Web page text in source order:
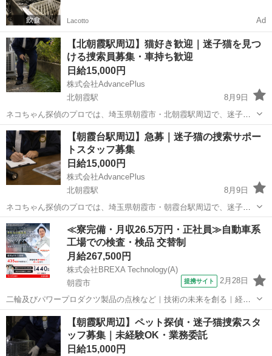
Lacotto Ad
【北朝霞駅周辺】猫好き歓迎｜迷子猫を見つ
ける捜索員募集・車持ち歓迎
日給15,000円
株式会社AdvancePlus
北朝霞駅
8月9日
ネコちゃん探偵のプロでは、埼玉県朝霞市・北朝霞駅周辺で、迷子に
なってしまった猫ちゃんを捜索する「捜索員」を募集しています。 現
在、朝霞市周辺で迷子猫のご相談が増えており、継続して動ける方を
探しています。 猫ちゃん...
埼玉 朝霞市 北朝霞駅 その他 ネコ
【朝霞台駅周辺】急募｜迷子猫の捜索サポー
トスタッフ募集
日給15,000円
株式会社AdvancePlus
北朝霞駅
8月9日
ネコちゃん探偵のプロでは、埼玉県朝霞市・朝霞台駅周辺で、迷子に
なってしまった猫ちゃんを捜索する「捜索員」を募集しています。 現
在、朝霞市周辺で迷子猫のご相談が増えており、継続して動ける方を
探しています。 猫ちゃん...
埼玉 朝霞市 北朝霞駅 その他 スタッフ
≪寮完備・月収26.5万円・正社員≫自動車系
工場での検査・検品 交替制
月給267,500円
株式会社BREXA Technology(A)
朝霞市
提携サイト 2月28日
二輪及びパワープロダクツ製品の点検など｜技術の未来を創る｜経験
を活かして価値提供を拡大／社会に価値を届ける仕事 二輪及びパワー
プロダクツ製品の点検など 二輪及びパワープロダクツ製品（エンジ
ン、パワーユニット、完成車、EV車...
埼玉 朝霞市 その他
【朝霞駅周辺】ペット探偵・迷子猫捜索スタ
ッフ募集｜未経験OK・業務委託
日給15,000円